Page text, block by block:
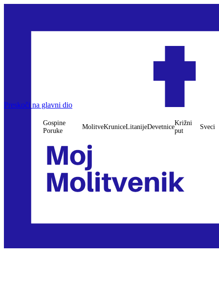
Preskoči na glavni dio
Gospine
Poruke
MolitveKruniceLitanijeDevetnice
Križni
put
Sveci